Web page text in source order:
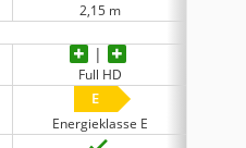
2,15 m
Full HD
E
Energieklasse E